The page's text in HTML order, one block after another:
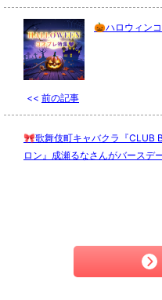
<< 前の記事
🎃ハロウィン
🎀歌舞伎町キャバクラ『CLUB
ロン』成瀬るなさんがバースデ